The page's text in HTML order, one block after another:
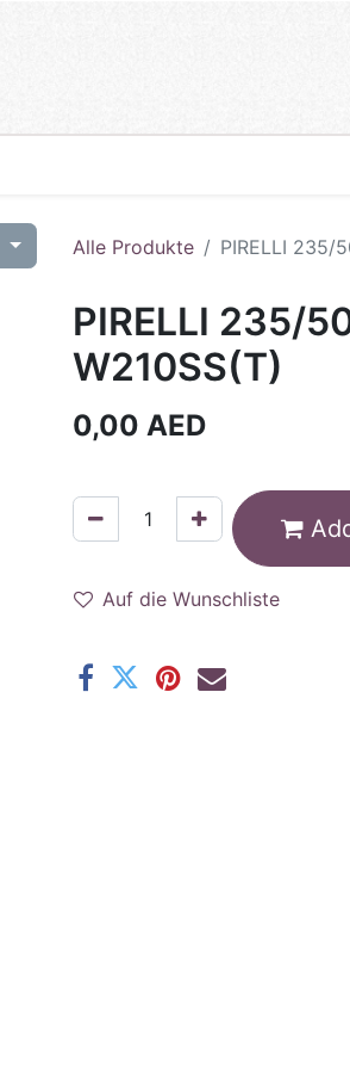
Alle Produkte PIRELLI 235/
PIRELLI 235/
W210SS(T)
0,00 AED
Auf die Wunschliste